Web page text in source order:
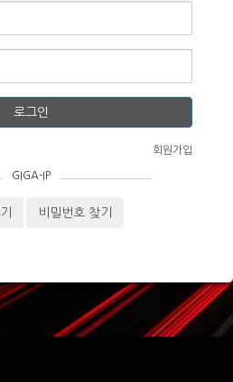
로그인
회원가입
GIGA-IP
비밀번호 찾기